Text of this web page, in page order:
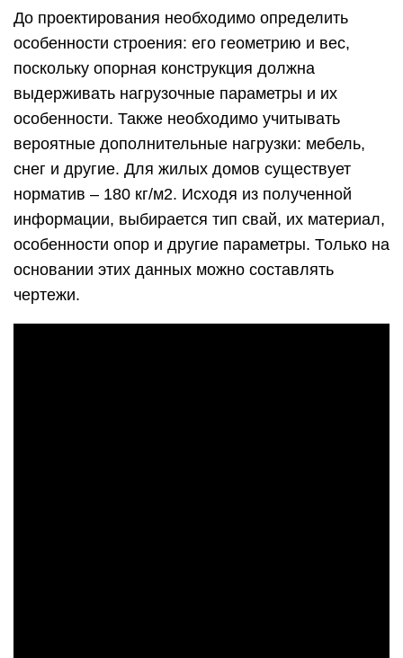
До проектирования необходимо определить
особенности строения: его геометрию и вес,
поскольку опорная конструкция должна
выдерживать нагрузочные параметры и их
особенности. Также необходимо учитывать
вероятные дополнительные нагрузки: мебель,
снег и другие. Для жилых домов существует
норматив – 180 кг/м2. Исходя из полученной
информации, выбирается тип свай, их материал,
особенности опор и другие параметры. Только на
основании этих данных можно составлять
чертежи.